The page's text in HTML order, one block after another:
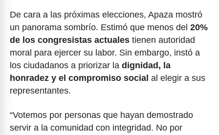
De cara a las próximas elecciones, Apaza mostró
un panorama sombrío. Estimó que menos del 20%
de los congresistas actuales tienen autoridad
moral para ejercer su labor. Sin embargo, instó a
los ciudadanos a priorizar la dignidad, la
honradez y el compromiso social al elegir a sus
representantes.
“Votemos por personas que hayan demostrado
servir a la comunidad con integridad. No por